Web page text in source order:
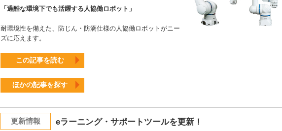
「過酷な環境下でも活躍する人協働ロボット」
耐環境性を備えた、防じん・防滴仕様の人協働ロボットがニー
ズに応えます。
この記事を読む
ほかの記事を探す
更新情報 eラーニング・サポートツールを更新！